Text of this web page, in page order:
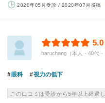
2020年05月受診 / 2020年07月投稿
5.0
haruchang（本人・40代
眼科 視力の低下
この口コミは受診から5年以上経過